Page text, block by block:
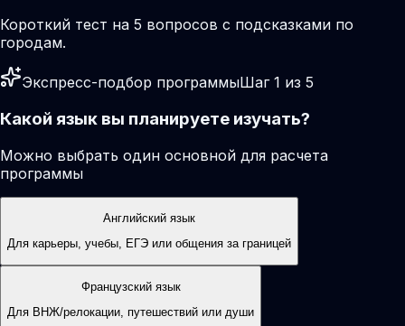
Короткий тест на 5 вопросов с подсказками по
городам.
Экспресс-подбор программыШаг 1 из 5
Какой язык вы планируете изучать?
Можно выбрать один основной для расчета
программы
Английский язык
Для карьеры, учебы, ЕГЭ или общения за границей
Французский язык
Для ВНЖ/релокации, путешествий или души